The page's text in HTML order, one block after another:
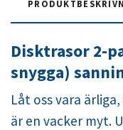
Disktrasor 2-
snygga)
Låt oss vara
är en vacker myt.